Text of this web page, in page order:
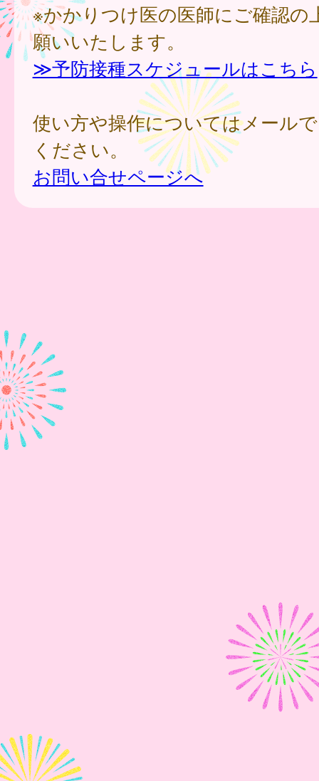
※かかりつけ医の医師にご確認の
願いいたします。
≫予防接種スケジュールはこちら
使い方や操作についてはメール
ください。
お問い合せページへ